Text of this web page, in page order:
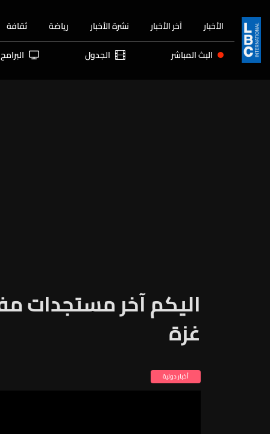
الأخبار آخر الأخبار نشرة الأخبار رياضة ثقافة
البث المباشر الجدول البرامج
اليكم آخر مستجدات
غزة
أخبار دولية